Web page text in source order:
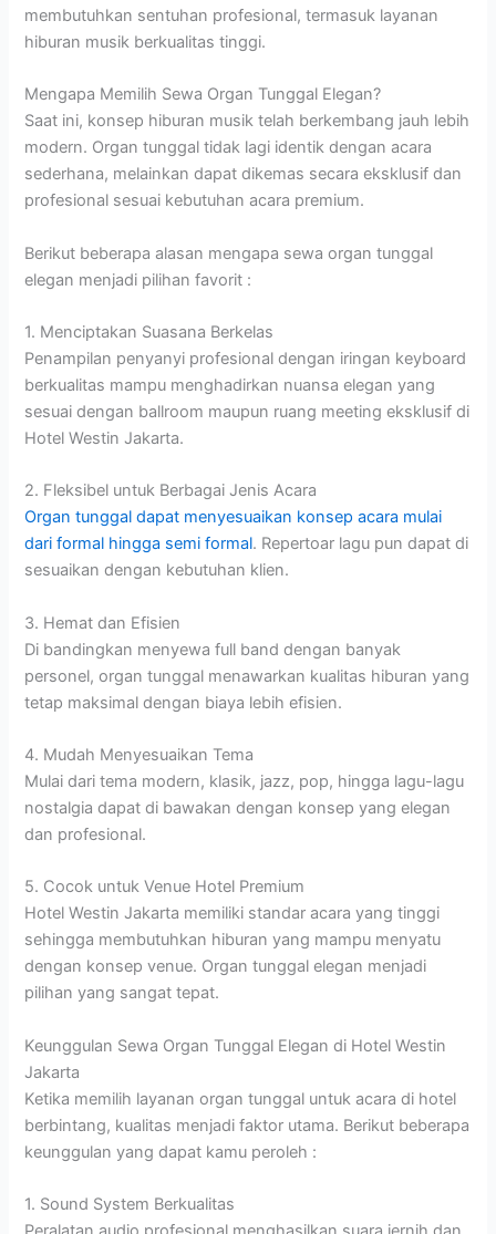
membutuhkan sentuhan profesional, termasuk layanan
hiburan musik berkualitas tinggi.
Mengapa Memilih Sewa Organ Tunggal Elegan?
Saat ini, konsep hiburan musik telah berkembang jauh lebih
modern. Organ tunggal tidak lagi identik dengan acara
sederhana, melainkan dapat dikemas secara eksklusif dan
profesional sesuai kebutuhan acara premium.
Berikut beberapa alasan mengapa sewa organ tunggal
elegan menjadi pilihan favorit :
1. Menciptakan Suasana Berkelas
Penampilan penyanyi profesional dengan iringan keyboard
berkualitas mampu menghadirkan nuansa elegan yang
sesuai dengan ballroom maupun ruang meeting eksklusif di
Hotel Westin Jakarta.
2. Fleksibel untuk Berbagai Jenis Acara
Organ tunggal dapat menyesuaikan konsep acara mulai
dari formal hingga semi formal. Repertoar lagu pun dapat di
sesuaikan dengan kebutuhan klien.
3. Hemat dan Efisien
Di bandingkan menyewa full band dengan banyak
personel, organ tunggal menawarkan kualitas hiburan yang
tetap maksimal dengan biaya lebih efisien.
4. Mudah Menyesuaikan Tema
Mulai dari tema modern, klasik, jazz, pop, hingga lagu-lagu
nostalgia dapat di bawakan dengan konsep yang elegan
dan profesional.
5. Cocok untuk Venue Hotel Premium
Hotel Westin Jakarta memiliki standar acara yang tinggi
sehingga membutuhkan hiburan yang mampu menyatu
dengan konsep venue. Organ tunggal elegan menjadi
pilihan yang sangat tepat.
Keunggulan Sewa Organ Tunggal Elegan di Hotel Westin
Jakarta
Ketika memilih layanan organ tunggal untuk acara di hotel
berbintang, kualitas menjadi faktor utama. Berikut beberapa
keunggulan yang dapat kamu peroleh :
1. Sound System Berkualitas